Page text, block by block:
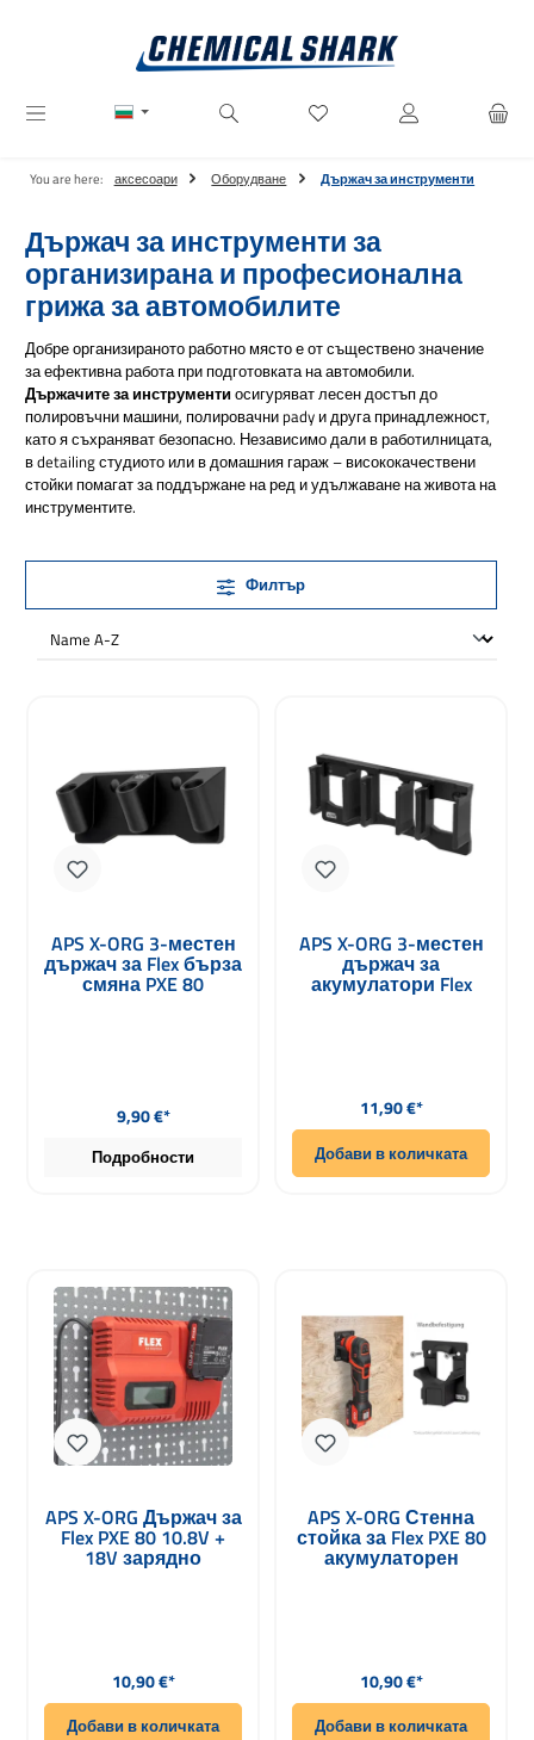
Имате 0 артикули от
You are here: аксесоари Оборудване Държач за инструменти
Държач за инструменти за
организирана и професионална
грижа за автомобилите
Добре организираното работно място е от съществено значение
за ефективна работа при подготовката на автомобили.
Държачите за инструментиосигуряват лесен достъп до
полировъчни машини, полировачни pady и друга принадлежност,
като я съхраняват безопасно. Независимо дали в работилницата,
в detailing студиото или в домашния гараж – висококачествени
стойки помагат за поддържане на ред и удължаване на живота на
инструментите.
Филтър
APS X-ORG 3-местен
държач за Flex бърза
смяна PXE 80
Редовна цена:
9,90 €*
Подробности
APS X-ORG 3-местен
държач за
акумулатори Flex
10.8V
Редовна цена:
11,90 €*
Добави в количката
APS X-ORG Държач за
Flex PXE 80 10.8V +
18V зарядно
Редовна цена:
10,90 €*
Добави в количката
APS X-ORG Стенна
стойка за Flex PXE 80
акумулаторен
миниполирач
Редовна цена:
10,90 €*
Добави в количката